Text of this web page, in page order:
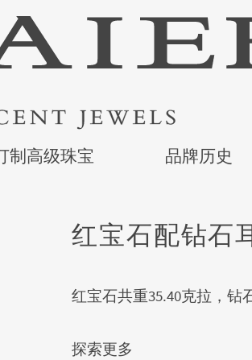
制高级珠宝 品牌历史
红宝石配钻石
红宝石共重35.40克拉，钻
探索更多